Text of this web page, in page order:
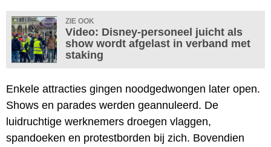
ZIE OOK
Video: Disney-personeel juicht als
show wordt afgelast in verband met
staking
Enkele attracties gingen noodgedwongen later open.
Shows en parades werden geannuleerd. De
luidruchtige werknemers droegen vlaggen,
spandoeken en protestborden bij zich. Bovendien